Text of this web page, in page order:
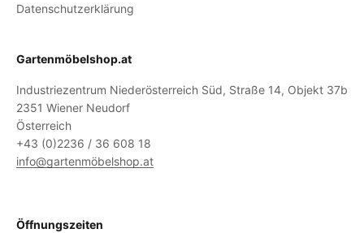
Datenschutzerklärung
Gartenmöbelshop.at
Industriezentrum Niederösterreich Süd, Straße 14, Objekt 37b
2351 Wiener Neudorf
Österreich
+43 (0)2236 / 36 608 18
info@gartenmöbelshop.at
Öffnungszeiten